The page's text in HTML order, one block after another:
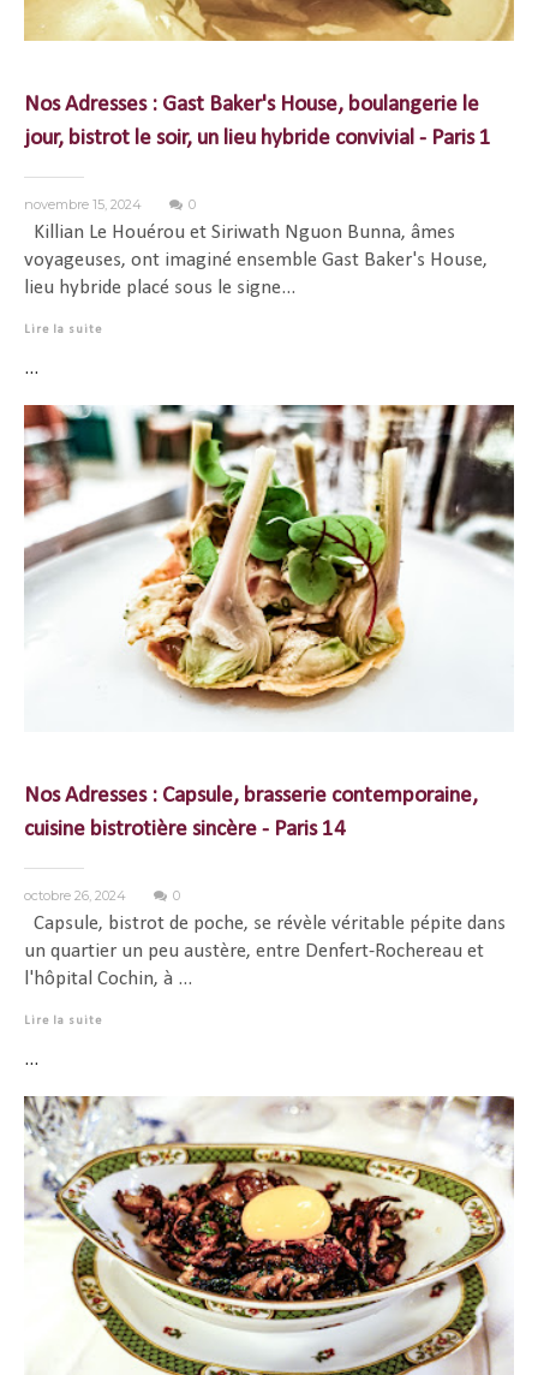
Nos Adresses : Gast Baker's House, boulangerie le
jour, bistrot le soir, un lieu hybride convivial - Paris 1
novembre 15, 2024 0
Killian Le Houérou et Siriwath Nguon Bunna, âmes
voyageuses, ont imaginé ensemble Gast Baker's House,
lieu hybride placé sous le signe...
Lire la suite
...
Nos Adresses : Capsule, brasserie contemporaine,
cuisine bistrotière sincère - Paris 14
octobre 26, 2024 0
Capsule, bistrot de poche, se révèle véritable pépite dans
un quartier un peu austère, entre Denfert-Rochereau et
l'hôpital Cochin, à ...
Lire la suite
...